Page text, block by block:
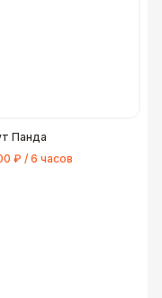
Панда
₽ / 6 часов